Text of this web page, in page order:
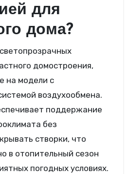
для
дома?
домостроения,
на модели с
воздухообмена.
поддержание
без
створки, что
в отопительный сезон
погодных условиях.